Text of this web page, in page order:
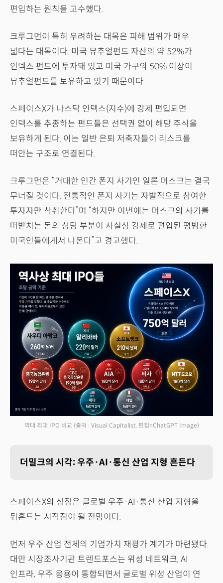
편입하는 원칙을 고수했다.
크루그먼이 특히 우려하는 대목은 피해 범위가 매우
넓다는 대목이다. 미국 뮤추얼펀드 자산의 약 52%가
인덱스 펀드에 투자돼 있고 미국 가구의 50% 이상이
뮤추얼펀드를 보유하고 있기 때문이다.
스페이스X가 나스닥 인덱스(지수)에 강제 편입되면
인덱스를 추종하는 펀드들은 선택권 없이 해당 주식을
보유하게 된다. 이는 일반 은퇴 저축자들이 리스크를
떠안는 구조로 연결된다.
크루그먼은 “거대한 인간 폰지 사기인 일론 머스크는 결국
무너질 것이다. 전통적인 폰지 사기는 자발적으로 참여한
투자자만 착취한다”며 “하지만 이번에는 머스크의 사기를
떠받치는 돈의 상당 부분이 사실상 강제로 편입된 평범한
미국인들에게서 나온다”고 경고했다.
역대 최대 IPO 비교 (출처 : Visual Capitalist, 편집=ChatGPT Image)
더밀크의 시각: 우주·AI·통신 산업 지형 흔든다
스페이스X의 상장은 글로벌 우주·AI·통신 산업 지형을
뒤흔드는 시작점이 될 전망이다.
먼저 우주 산업 전체의 기업가치 재평가 계기가 마련됐다.
대만 시장조사기관 트렌드포스는 위성 네트워크, AI
인프라, 우주 응용이 통합되면서 글로벌 위성 산업이 연